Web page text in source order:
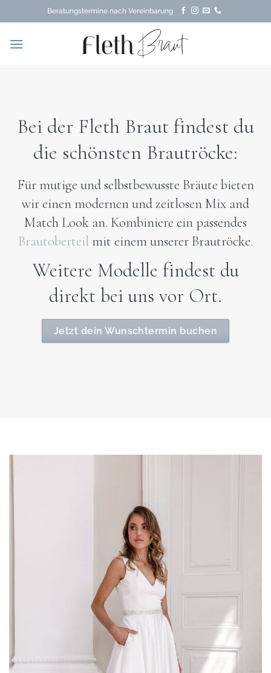
Inhalt
springen
Beratungstermine nach Vereinbarung
Bei der Fleth Braut findest du
die schönsten Brautröcke:
Für mutige und selbstbewusste Bräute bieten
wir einen modernen und zeitlosen Mix and
Match Look an. Kombiniere ein passendes
Brautoberteil mit einem unserer Brautröcke.
Weitere Modelle findest du
direkt bei uns vor Ort.
Jetzt dein Wunschtermin buchen